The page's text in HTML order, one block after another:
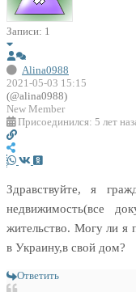
Записи: 1
Alina0988
2021-05-03 15:15
(@alina0988)
New Member
Присоединился: 5 лет
Здравствуйте, я
недвижимость(все
жительство. Могу ли я
в Украину,в свой дом?
Ответить